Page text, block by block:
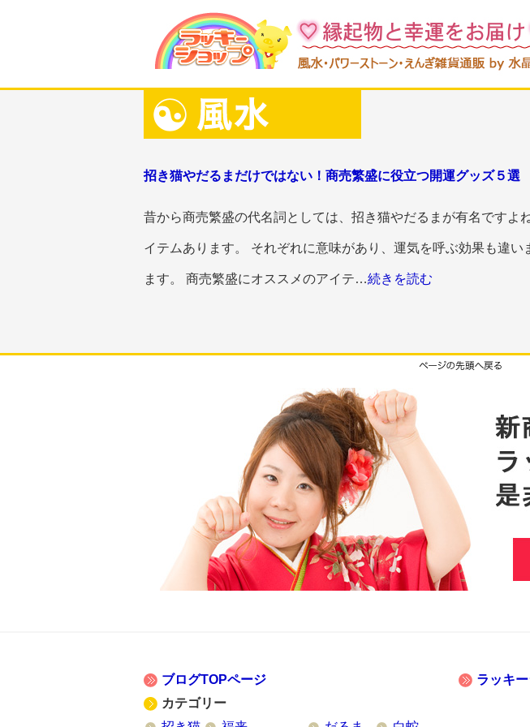
招き猫やだるまだけではない！商売繁盛に役立つ開運グッズ５選
昔から商売繁盛の代名詞としては、招き猫やだるまが有名です
イテムあります。 それぞれに意味があり、運気を呼ぶ効果も違
ます。 商売繁盛にオススメのアイテ…続きを読む
ブログTOPページ
カテゴリー
ラッキ